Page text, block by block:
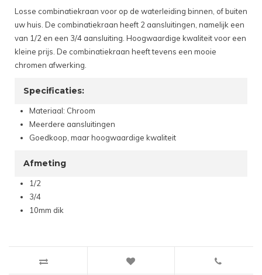
Losse combinatiekraan voor op de waterleiding binnen, of buiten
uw huis. De combinatiekraan heeft 2 aansluitingen, namelijk een
van 1/2 en een 3/4 aansluiting. Hoogwaardige kwaliteit voor een
kleine prijs. De combinatiekraan heeft tevens een mooie
chromen afwerking.
Specificaties:
Materiaal: Chroom
Meerdere aansluitingen
Goedkoop, maar hoogwaardige kwaliteit
Afmeting
1/2
3/4
10mm dik